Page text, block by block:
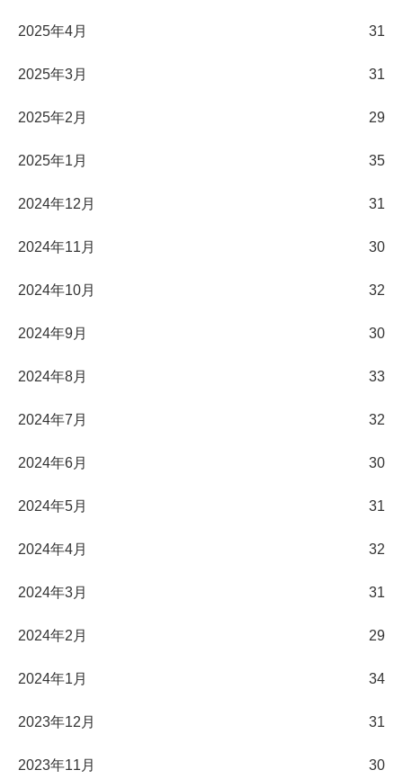
2025年4月 31
2025年3月 31
2025年2月 29
2025年1月 35
2024年12月 31
2024年11月 30
2024年10月 32
2024年9月 30
2024年8月 33
2024年7月 32
2024年6月 30
2024年5月 31
2024年4月 32
2024年3月 31
2024年2月 29
2024年1月 34
2023年12月 31
2023年11月 30